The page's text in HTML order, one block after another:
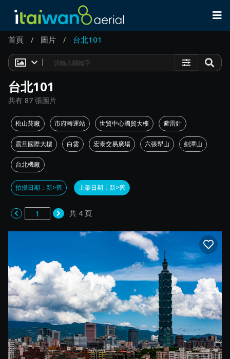
首頁 / 圖片 / 台北101
｜
台北101
共有 87 張圖片
松山菸廠 市府轉運站 世貿中心國貿大樓 避雷針
震旦國際大樓 白雲 宏泰交易廣場 六張犁山 劍潭山
台北機廠
共 4 頁
拍攝日期：新>舊 上架日期：新>舊